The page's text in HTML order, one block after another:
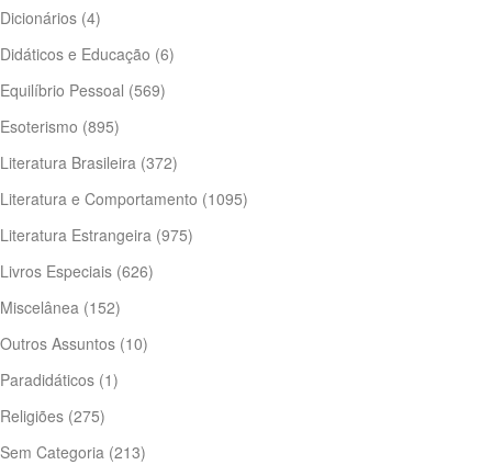
Dicionários (4)
Didáticos e Educação (6)
Equilíbrio Pessoal (569)
Esoterismo (895)
Literatura Brasileira (372)
Literatura e Comportamento (1095)
Literatura Estrangeira (975)
Livros Especiais (626)
Miscelânea (152)
Outros Assuntos (10)
Paradidáticos (1)
Religiões (275)
Sem Categoria (213)